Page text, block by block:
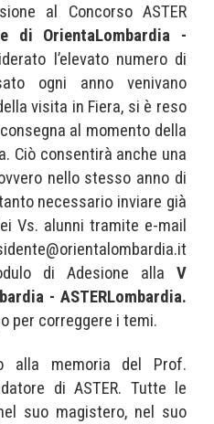
al Concorso ASTER
di OrientaLombardia -
l’elevato numero di
ogni anno venivano
visita in Fiera, si è reso
al momento della
Ciò consentirà anche una
nello stesso anno di
necessario inviare già
Vs. alunni tramite e-mail
di Adesione alla V
- ASTERLombardia.
per correggere i temi.
alla memoria del Prof.
di ASTER. Tutte le
suo magistero, nel suo